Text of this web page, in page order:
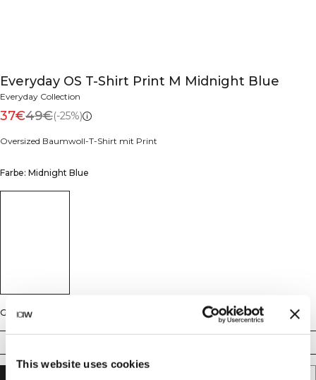
This website uses cookies
Everyday OS T-Shirt Print M Midnight Blue
Everyday Collection
37€49€(-25%)
Oversized Baumwoll-T-Shirt mit Print
Farbe: Midnight Blue
Größe